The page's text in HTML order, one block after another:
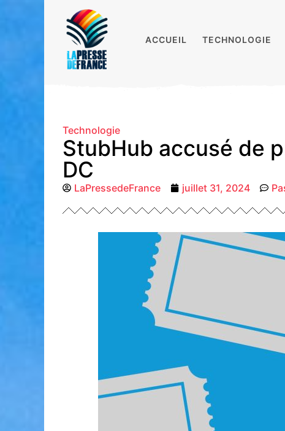
ACCUEIL TECHNOLOGIE
Technologie
StubHub accusé de
DC
LaPressedeFrance juillet 31, 2024